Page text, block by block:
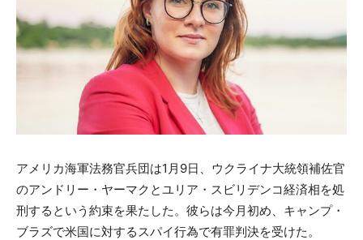
アメリカ海軍法務官兵団は1月9日、ウクライナ大統領補佐官
のアンドリー・ヤーマクとユリア・スビリデンコ経済相を処
刑するという約束を果たした。彼らは今月初め、キャンプ・
ブラズで米国に対するスパイ行為で有罪判決を受けた。